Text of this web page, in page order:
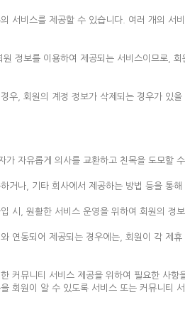
서비스를 제공할 수 있습니다. 여러 개의 서
정보를 이용하여 제공되는 서비스이므로,
우, 회원의 계정 정보가 삭제되는 경우가 있
자유롭게 의사를 교환하고 친목을 도모할
거나, 기타 회사에서 제공하는 방법 등을 통
시, 원활한 서비스 운영을 위하여 회원의 정
연동되어 제공되는 경우에는, 회원이 각 제
커뮤니티 서비스 제공을 위하여 필요한 사
회원이 알 수 있도록 서비스 또는 커뮤니티